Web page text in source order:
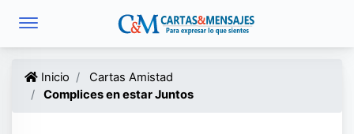
Inicio
Cartas Amistad
Complices en estar Juntos